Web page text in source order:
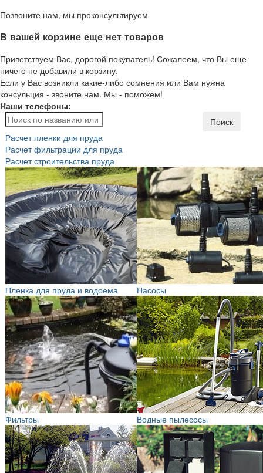
Позвоните нам, мы проконсультируем
В вашей корзине еще нет товаров
Приветствуем Вас, дорогой покупатель! Сожалеем, что Вы еще
ничего не добавили в корзину.
Если у Вас возникли какие-либо сомнения или Вам нужна
консульция - звоните нам. Мы - поможем!
Наши телефоны:
Поиск
Расчет пленки для пруда
Расчет фильтрации для пруда
Расчет строительства пруда
Пленка для пруда и водоема Насосы
Фильтры Водные пылесосы